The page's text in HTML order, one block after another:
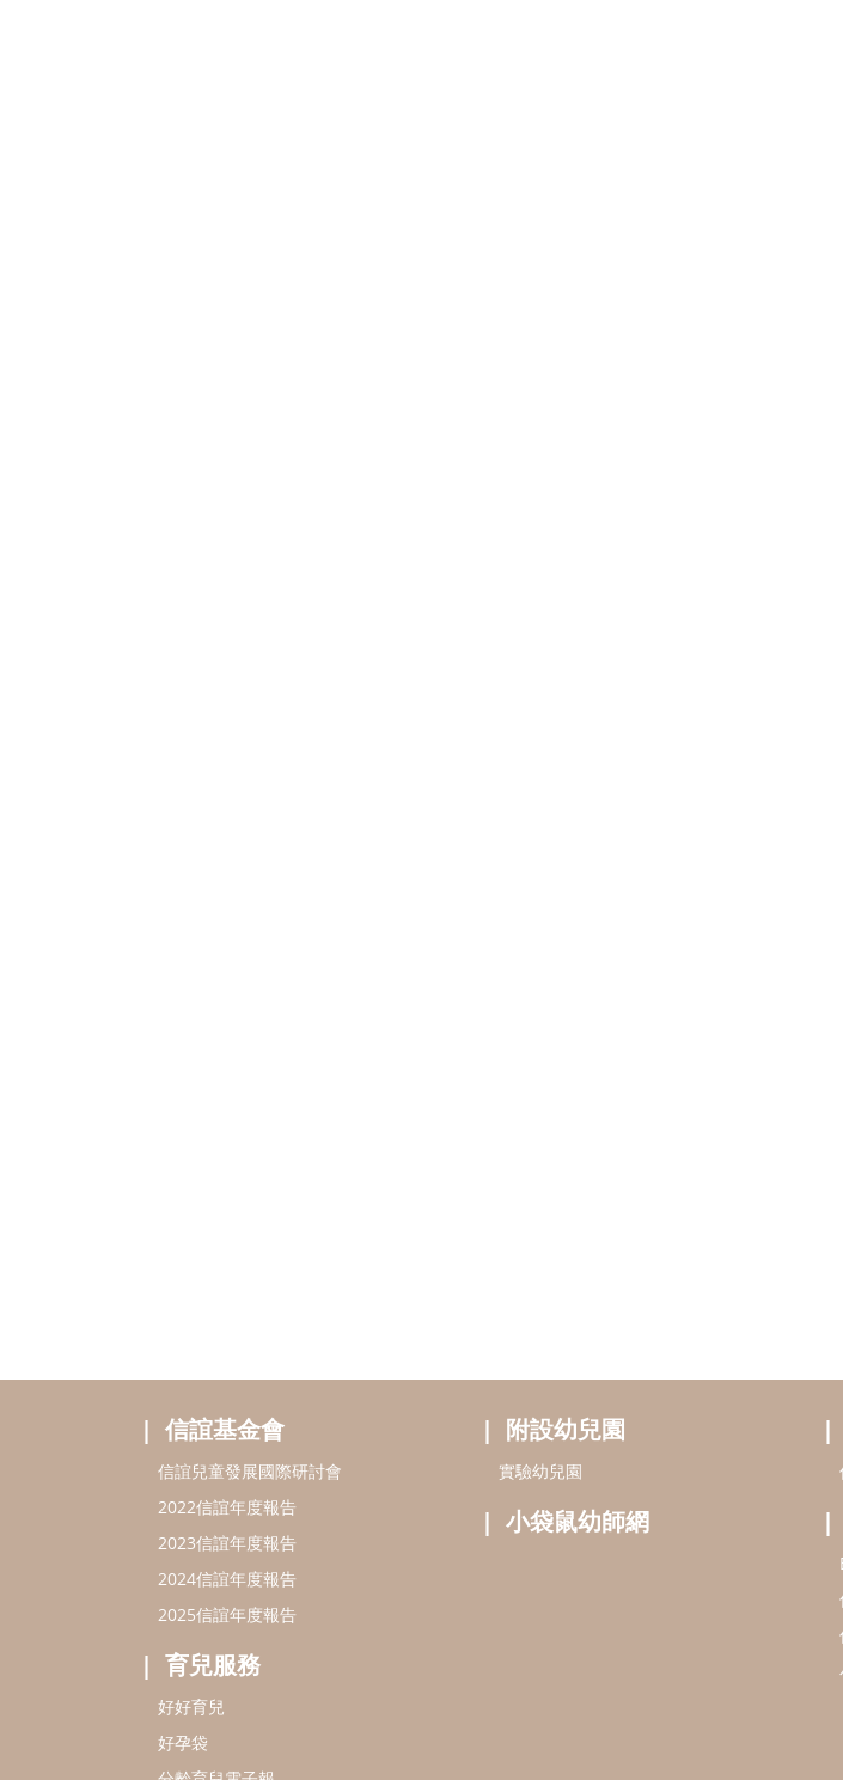
信誼基金會
信誼兒童發展國際研討會
2022信誼年度報告
2023信誼年度報告
2024信誼年度報告
2025信誼年度報告
育兒服務
好好育兒
好孕袋
附設幼兒園
實驗幼兒園
小袋鼠幼師網